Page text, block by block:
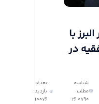
با
در
شناسه
مطلب:
2610790
تعداد
بازدید :
10076